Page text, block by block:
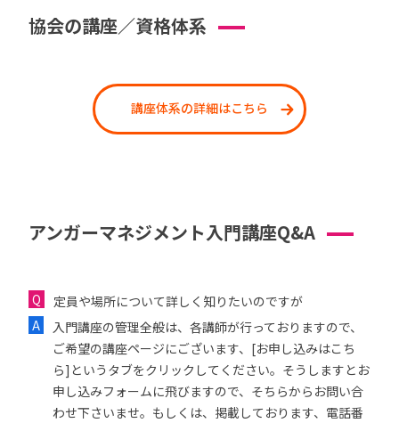
協会の講座／資格体系
講座体系の詳細はこちら
アンガーマネジメント入門講座Q&A
定員や場所について詳しく知りたいのですが
入門講座の管理全般は、各講師が行っておりますので、
ご希望の講座ページにございます、[お申し込みはこち
ら]というタブをクリックしてください。そうしますとお
申し込みフォームに飛びますので、そちらからお問い合
わせ下さいませ。もしくは、掲載しております、電話番